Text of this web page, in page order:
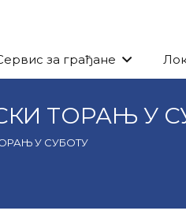
за грађане
ТОРАЊ У
У СУБОТУ